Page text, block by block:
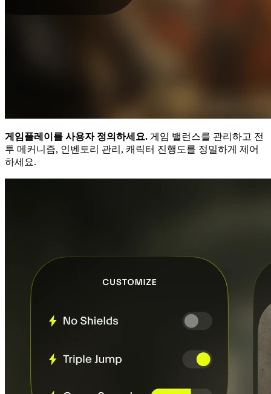
게임플레이를 사용자 정의하세요. 게임 밸런스를 관리하고 전
투 메커니즘, 인벤토리 관리, 캐릭터 진행도를 정밀하게 제어
하세요.